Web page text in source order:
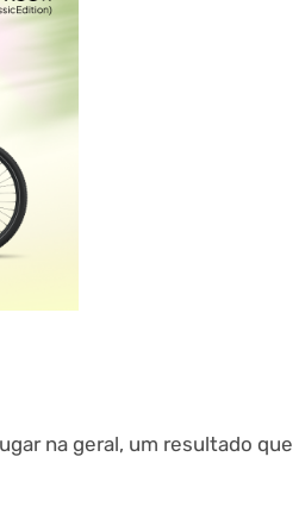
na geral, um resultado que